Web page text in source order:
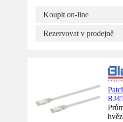
Koupit on-line
Rezervovat v prodejně